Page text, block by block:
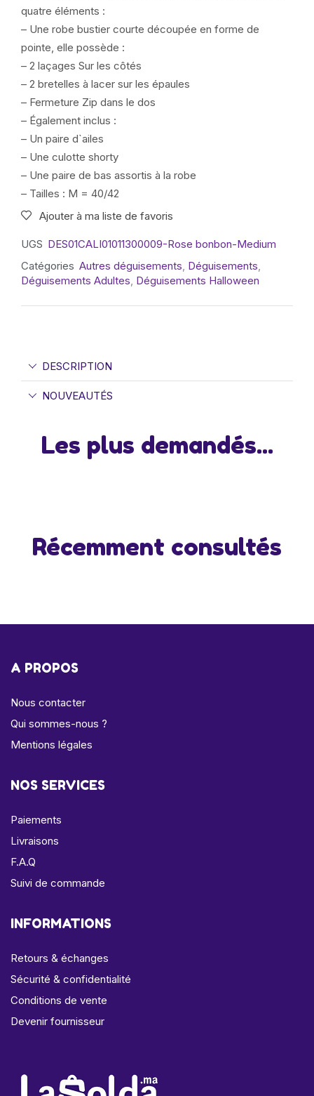
quatre éléments :
– Une robe bustier courte découpée en forme de
pointe, elle possède :
– 2 laçages Sur les côtés
– 2 bretelles à lacer sur les épaules
– Fermeture Zip dans le dos
– Également inclus :
– Un paire d`ailes
– Une culotte shorty
– Une paire de bas assortis à la robe
– Tailles : M = 40/42
Ajouter à ma liste de favoris
UGS DES01CALI01011300009-Rose bonbon-Medium
Catégories Autres déguisements, Déguisements,
Déguisements Adultes, Déguisements Halloween
DESCRIPTION
NOUVEAUTÉS
Les plus demandés...
Récemment consultés
A PROPOS
Nous contacter
Qui sommes-nous ?
Mentions légales
NOS SERVICES
Paiements
Livraisons
F.A.Q
Suivi de commande
INFORMATIONS
Retours & échanges
Sécurité & confidentialité
Conditions de vente
Devenir fournisseur